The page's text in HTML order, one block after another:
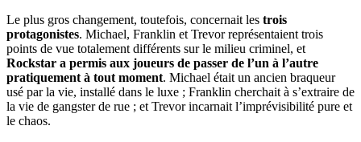
Le plus gros changement, toutefois, concernait les trois
protagonistes. Michael, Franklin et Trevor représentaient trois
points de vue totalement différents sur le milieu criminel, et
Rockstar a permis aux joueurs de passer de l’un à l’autre
pratiquement à tout moment. Michael était un ancien braqueur
usé par la vie, installé dans le luxe ; Franklin cherchait à s’extraire de
la vie de gangster de rue ; et Trevor incarnait l’imprévisibilité pure et
le chaos.